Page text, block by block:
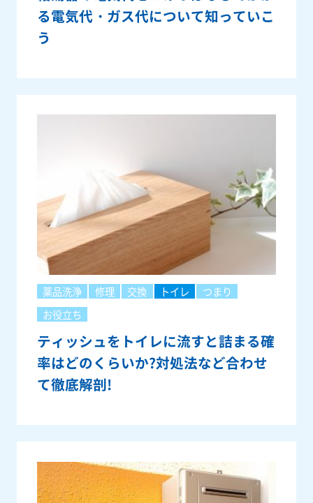
る電気代・ガス代について知っていこ
う
薬品洗浄 修理 交換 トイレ
つまり
お役立ち
ティッシュをトイレに流すと詰まる確
率はどのくらいか?対処法など合わせ
て徹底解剖!